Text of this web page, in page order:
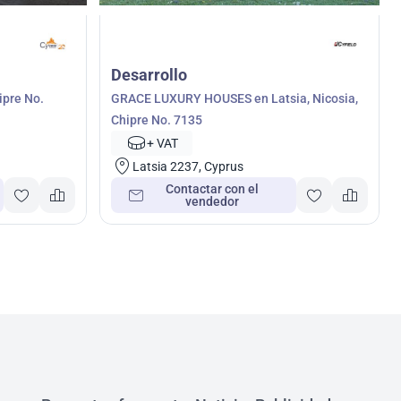
No.
Desarrollo
GRACE LUXURY HOUSES en Latsia, Nicosia,
Chipre No. 7135
+ VAT
Latsia 2237, Cyprus
Contactar con el
vendedor